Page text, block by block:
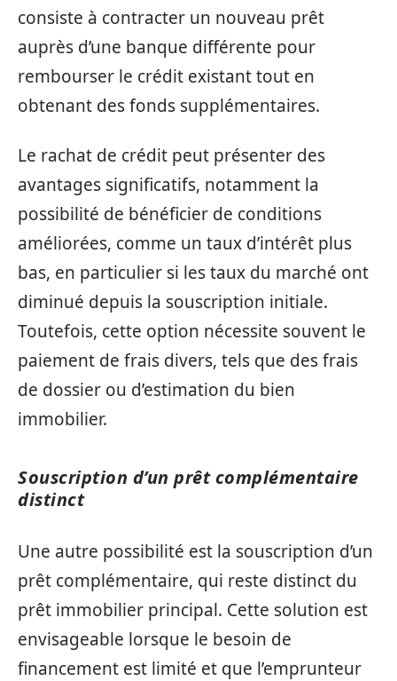
consiste à contracter un nouveau prêt
auprès d’une banque différente pour
rembourser le crédit existant tout en
obtenant des fonds supplémentaires.
Le rachat de crédit peut présenter des
avantages significatifs, notamment la
possibilité de bénéficier de conditions
améliorées, comme un taux d’intérêt plus
bas, en particulier si les taux du marché ont
diminué depuis la souscription initiale.
Toutefois, cette option nécessite souvent le
paiement de frais divers, tels que des frais
de dossier ou d’estimation du bien
immobilier.
Souscription d’un prêt complémentaire
distinct
Une autre possibilité est la souscription d’un
prêt complémentaire, qui reste distinct du
prêt immobilier principal. Cette solution est
envisageable lorsque le besoin de
financement est limité et que l’emprunteur